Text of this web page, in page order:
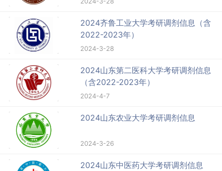
2024齐鲁工业大学考研调剂信息（含
2022-2023年）
2024-3-28
2024山东第二医科大学考研调剂信息
（含2022-2023年）
2024-4-7
2024山东农业大学考研调剂信息
2024-3-26
2024山东中医药大学考研调剂信息